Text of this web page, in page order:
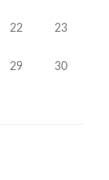
22 23
29 30